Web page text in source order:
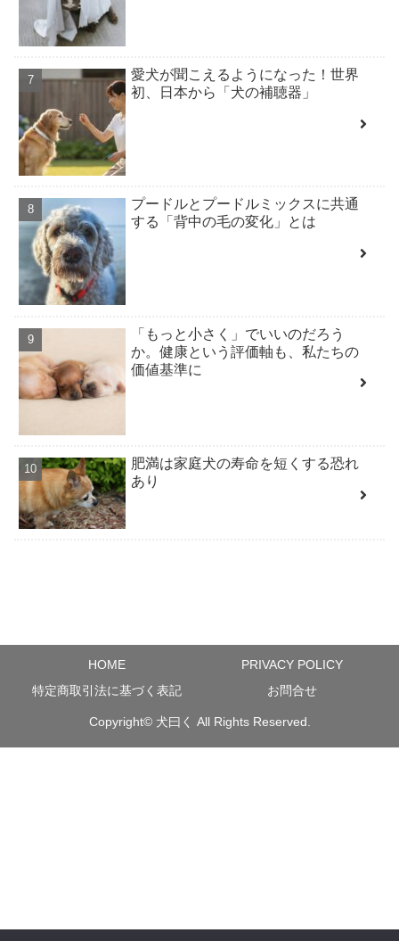
愛犬が聞こえるようになった！世界
初、日本から「犬の補聴器」
プードルとプードルミックスに共通
する「背中の毛の変化」とは
「もっと小さく」でいいのだろう
か。健康という評価軸も、私たちの
価値基準に
肥満は家庭犬の寿命を短くする恐れ
あり
HOME
PRIVACY POLICY
特定商取引法に基づく表記
お問合せ
Copyright© 犬曰く All Rights Reserved.